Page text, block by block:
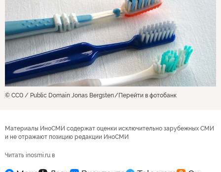
© CC0 / Public Domain Jonas Bergsten Перейти в фотобанк
Материалы ИноСМИ содержат оценки исключительно зарубежных СМИ
и не отражают позицию редакции ИноСМИ
Читать inosmi.ru в